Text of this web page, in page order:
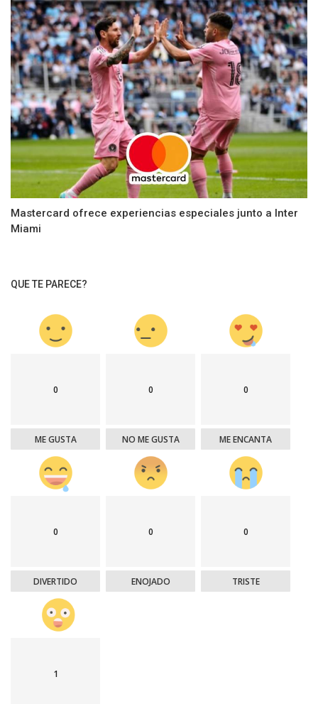
Mastercard ofrece experiencias especiales junto a Inter
Miami
QUE TE PARECE?
0
ME GUSTA
0
NO ME GUSTA
0
ME ENCANTA
0
DIVERTIDO
0
ENOJADO
0
TRISTE
1